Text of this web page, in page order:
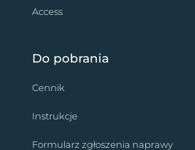
Access
Do pobrania
Cennik
Instrukcje
Formularz zgłoszenia naprawy